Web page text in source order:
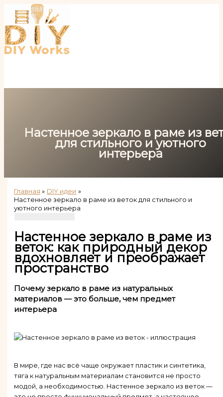
Перейти
содержимому
Настенное зеркало в раме из
для стильного и уютного
интерьера
Главная
DIY идеи
Настенное зеркало в раме из веток для стильного и
уютного интерьера
Настенное зеркало в раме из
веток: как природный декор
вдохновляет и преображает
пространство
Почему зеркало в раме из натуральных
материалов — это больше, чем предмет
интерьера
В мире, где нас всё чаще окружает пластик и синтетика,
тяга к натуральным материалам становится не просто
модой, а необходимостью. Настенное зеркало из веток —